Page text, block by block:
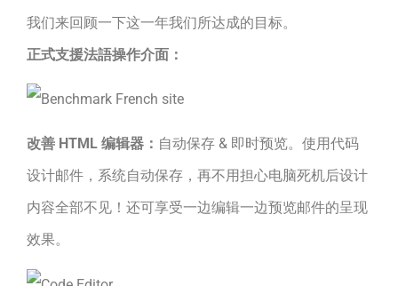
我们来回顾一下这一年我们所达成的目标。
正式支援法語操作介面：
改善 HTML 编辑器： 自动保存 & 即时预览。使用代码
设计邮件，系统自动保存，再不用担心电脑死机后设计
内容全部不见！还可享受一边编辑一边预览邮件的呈现
效果。